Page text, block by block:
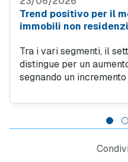
Trend positivo per il
immobili non
Tra i vari segmenti, il
distingue per un
segnando un
valore complessivo di
comparto mostra una
precedenti. Le Isole si
rialzo maggiore, con un
Nord Est (+9,2%) e dal